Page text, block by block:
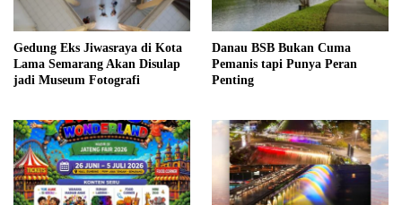
Gedung Eks Jiwasraya di Kota
Lama Semarang Akan Disulap
jadi Museum Fotografi
Danau BSB Bukan Cuma
Pemanis tapi Punya Peran
Penting